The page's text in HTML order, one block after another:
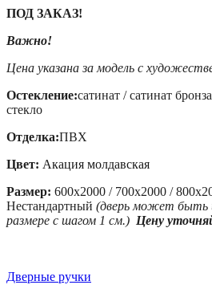
ПОД ЗАКАЗ!
Важно!
Цена указана за модель с
Остекление:сатинат / сатинат
стекло
Отделка:ПВХ
Цвет: Акация молдавская
Размер: 600x2000 / 700x2000 /
Нестандартный (дверь может быть
размере с шагом 1 см.) Цену
Дверные ручки